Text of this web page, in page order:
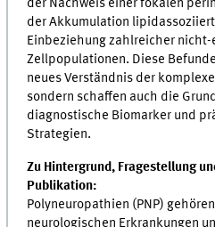
der Nachweis einer fokalen
der Akkumulation
Einbeziehung zahlreicher
Zellpopulationen. Diese
neues Verständnis der
sondern schaffen auch die
diagnostische Biomarker und
Strategien.
Zu Hintergrund, Fragestellung
Publikation:
Polyneuropathien (PNP)
neurologischen Erkrankungen